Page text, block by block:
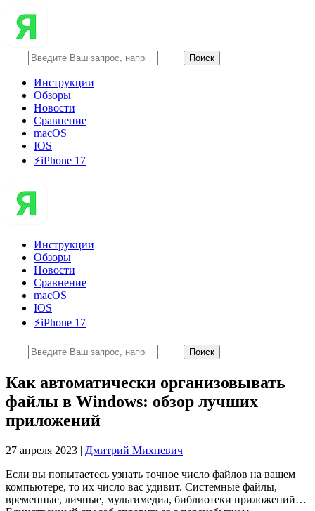
Инструкции
Обзоры
Новости
Сравнение
macOS
IOS
⚡️iPhone 17
Инструкции
Обзоры
Новости
Сравнение
macOS
IOS
⚡️iPhone 17
Как автоматически организовывать
файлы в Windows: обзор лучших
приложений
27 апреля 2023 | Дмитрий Михневич
Если вы попытаетесь узнать точное число файлов на вашем
компьютере, то их число вас удивит. Системные файлы,
временные, личные, мультимедиа, библиотеки приложений…